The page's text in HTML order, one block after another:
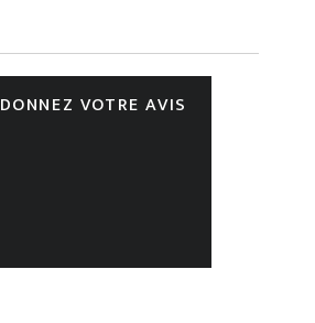
DONNEZ VOTRE AVIS